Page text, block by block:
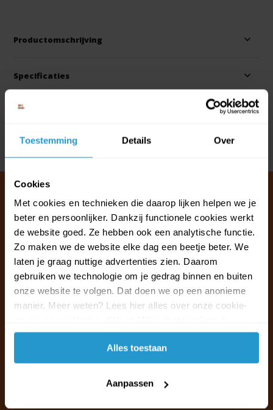
Toestemming Details Over
Cookies
Met cookies en technieken die daarop lijken helpen we je
beter en persoonlijker. Dankzij functionele cookies werkt
de website goed. Ze hebben ook een analytische functie.
Zo maken we de website elke dag een beetje beter. We
laten je graag nuttige advertenties zien. Daarom
gebruiken we technologie om je gedrag binnen en buiten
onze website te volgen. Dat doen we op een anonieme
manier. Meer weten? Lees hier alles over onze cookie-
accepteren.
Alles toestaan
Aanpassen
Productomschrijving
Specificaties
Reviews
Delen
Klantenservice & FAQ
Wij staan voor u klaar.
Ma t/m vr van 09:30 - 16:00 telefonisch
+31 (0)13 785 62 41
Naar de klantenservice & FAQ
info@jouwoutlet.nl